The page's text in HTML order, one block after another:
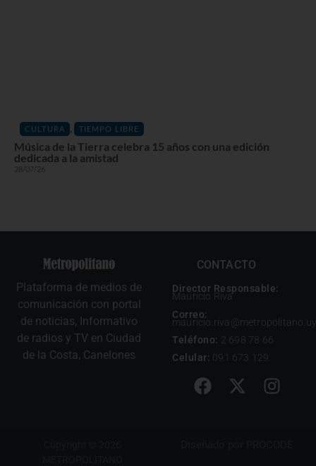
CULTURA , TIEMPO LIBRE
Música de la Tierra celebra 15 años con una edición
dedicada a la amistad
28/07/26
Plataforma de medios de
comunicación con portal
de noticias, Informativo
de radios y TV en Ciudad
de la Costa, Canelones
CONTACTO
Director Responsable:
Mauricio Riva
Correo:
mauricio.riva@metropolitano.uy
Teléfono: 2 698 78 66
Celular: 091 673 129